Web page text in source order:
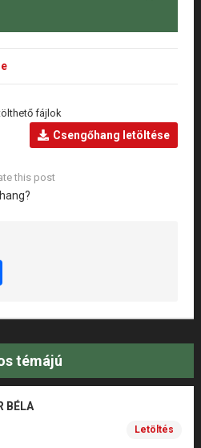
fájlok
Csengőhang letöltése
this post
Share
témájú
BÉLA
Letöltés